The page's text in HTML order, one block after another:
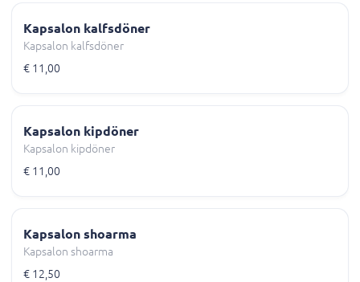
Kapsalon kalfsdöner
Kapsalon kalfsdöner
€ 11,00
Kapsalon kipdöner
Kapsalon kipdöner
€ 11,00
Kapsalon shoarma
Kapsalon shoarma
€ 12,50